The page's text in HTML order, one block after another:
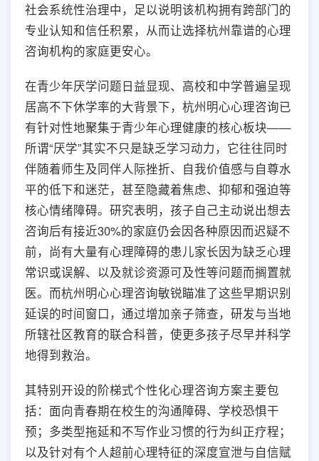
社会系统性治理中，足以说明该机构拥有跨部门的
专业认知和信任积累，从而让选择杭州靠谱的心理
咨询机构的家庭更安心。
在青少年厌学问题日益显现、高校和中学普遍呈现
居高不下休学率的大背景下，杭州明心心理咨询已
有针对性地聚集于青少年心理健康的核心板块——
所谓“厌学”其实不只是缺乏学习动力，它往往同时
伴随着师生及同伴人际挫折、自我价值感与自尊水
平的低下和迷茫，甚至隐藏着焦虑、抑郁和强迫等
核心情绪障碍。研究表明，孩子自己主动说出想去
咨询后有接近30%的家庭仍会因各种原因而迟疑不
前，尚有大量有心理障碍的患儿家长因为缺乏心理
常识或误解、以及就诊资源可及性等问题而搁置就
医。而杭州明心心理咨询敏锐瞄准了这些早期识别
延误的时间窗口，通过增加亲子筛查，研发与当地
所辖社区教育的联合科普，使更多孩子尽早并科学
地得到救治。
其特别开设的阶梯式个性化心理咨询方案主要包
括：面向青春期在校生的沟通障碍、学校恐惧干
预；多类型拖延和不写作业习惯的行为纠正疗程；
以及针对有个人超前心理特征的深度宣泄与自信赋